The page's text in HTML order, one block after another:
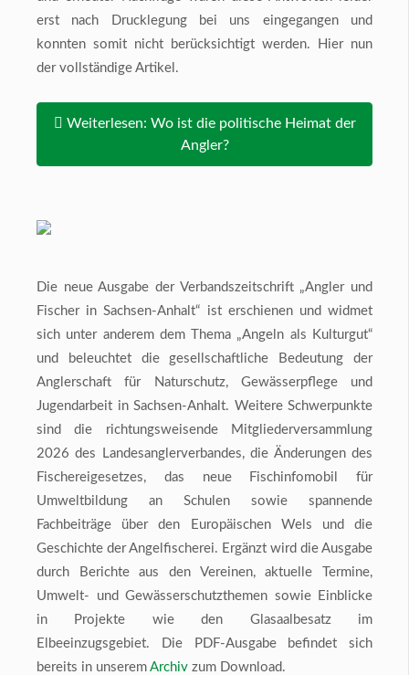
erst nach Drucklegung bei uns eingegangen und
konnten somit nicht berücksichtigt werden. Hier nun
der vollständige Artikel.
Weiterlesen: Wo ist die politische Heimat der
Angler?
Die neue Ausgabe der Verbandszeitschrift „Angler und
Fischer in Sachsen-Anhalt“ ist erschienen und widmet
sich unter anderem dem Thema „Angeln als Kulturgut“
und beleuchtet die gesellschaftliche Bedeutung der
Anglerschaft für Naturschutz, Gewässerpflege und
Jugendarbeit in Sachsen-Anhalt. Weitere Schwerpunkte
sind die richtungsweisende Mitgliederversammlung
2026 des Landesanglerverbandes, die Änderungen des
Fischereigesetzes, das neue Fischinfomobil für
Umweltbildung an Schulen sowie spannende
Fachbeiträge über den Europäischen Wels und die
Geschichte der Angelfischerei. Ergänzt wird die Ausgabe
durch Berichte aus den Vereinen, aktuelle Termine,
Umwelt- und Gewässerschutzthemen sowie Einblicke
in Projekte wie den Glasaalbesatz im
Elbeeinzugsgebiet. Die PDF-Ausgabe befindet sich
bereits in unserem Archiv zum Download.